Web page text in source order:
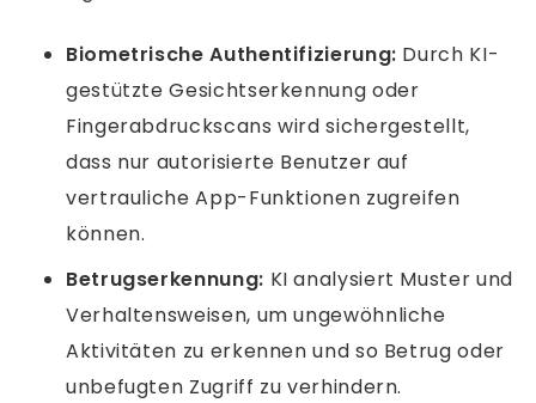
Biometrische Authentifizierung: Durch KI-
gestützte Gesichtserkennung oder
Fingerabdruckscans wird sichergestellt,
dass nur autorisierte Benutzer auf
vertrauliche App-Funktionen zugreifen
können.
Betrugserkennung: KI analysiert Muster und
Verhaltensweisen, um ungewöhnliche
Aktivitäten zu erkennen und so Betrug oder
unbefugten Zugriff zu verhindern.